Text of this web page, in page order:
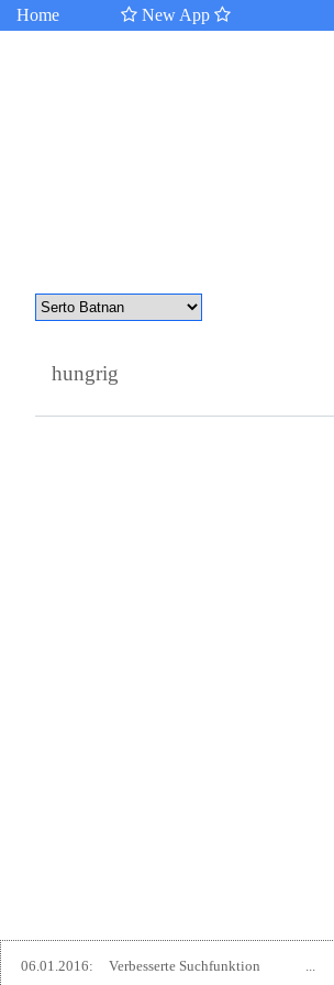
Home New App
hungrig
06.01.2016: Verbesserte Suchfunktion ...